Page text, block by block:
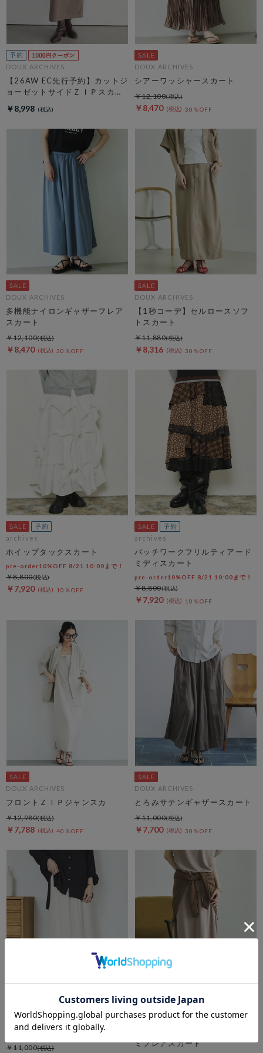
DOUX ARCHIVES
【26AW EC先行予約】カットジ
ョーゼットサイドＺＩＰスカー
￥8,998
DOUX ARCHIVES
シアーワッシャースカート
￥8,470 30％OFF
￥12,100
DOUX ARCHIVES
多機能ナイロンギャザーフレア
スカート
￥8,470 30％OFF
￥12,100
DOUX ARCHIVES
【1秒コーデ】セルロースソフ
トスカート
￥8,316 30％OFF
￥11,880
archives
ホイップタックスカート
pre-order10%OFF 8/21 10:00まで！
￥7,920 10％OFF
￥8,800
archives
パッチワークフリルティアード
ミディスカート
pre-order10%OFF 8/21 10:00まで！
￥7,920 10％OFF
￥8,800
DOUX ARCHIVES
フロントＺＩＰジャンスカ
￥7,788 40％OFF
￥12,980
DOUX ARCHIVES
とろみサテンギャザースカート
￥7,700 30％OFF
￥11,000
DOUX ARCHIVES
シアー楊柳タイトスカート
￥11,000
DOUX ARCHIVES
ミフレアスカート